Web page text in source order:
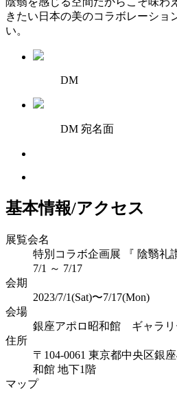
きたい日本の美のコラボレーショ
い。
DM
DM 宛名面
基本情報/アクセス
展覧会名
特別コラボ企画展 『 陰翳礼
7/1 ～ 7/17
会期
2023/7/1(Sat)〜7/17(Mon)
会場
銀座アポロ昭和館 ギャラ
住所
〒104-0061 東京都中央区銀
和館 地下1階
マップ